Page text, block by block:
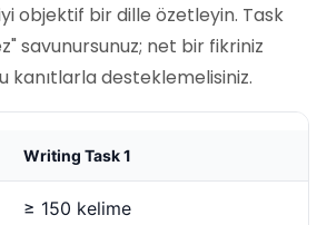
objektif bir dille özetleyin. Task
savunursunuz; net bir fikriniz
kanıtlarla desteklemelisiniz.
Writing Task 1
≥ 150 kelime